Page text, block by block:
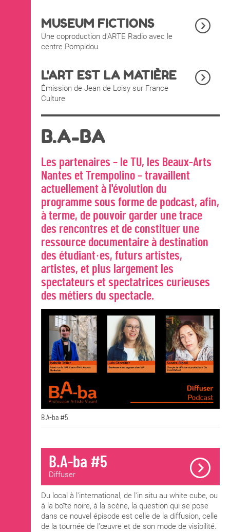
MUSEUM FICTIONS
Une coproduction d'ARTE Radio avec le
centre Pompidou
L'ART EST LA MATIÈRE
Émission de Jean de Loisy sur France
Culture
B.A-BA
Les partenaires – le TU, les Beaux-Arts
Nantes et Trempolino – travaillent
actuellement à l'évolution du
programme sous forme de podcast, afin,
à terme, de pouvoir garder une trace
des rencontres et de constituer une
ressource documentaire à destination
des étudiant·es, futurs artistes,
artistes, et plus largement les
spectateurs et spectatrices curieuses
des métiers du spectacle.
B.A-ba #5
B.A-ba #5
Diffuser
Du local à l'international, de l'in situ au white cube, ou
à la boîte noire, à la scène, la question qui se pose
dans ce nouvel épisode est celle de la diffusion, celle
de la tournée de l'œuvre et de son mode de visibilité.